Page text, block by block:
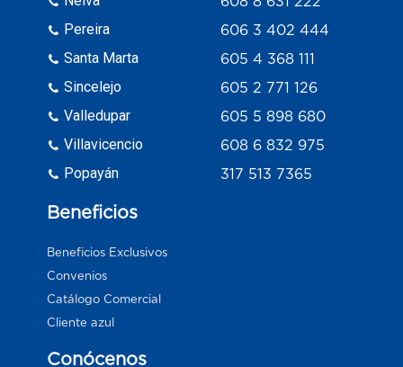
Pereira
Santa Marta
Sincelejo
Valledupar
Villavicencio
Popayán
606 3 402 444
605 4 368 111
605 2 771 126
605 5 898 680
608 6 832 975
317 513 7365
Beneficios
Beneficios Exclusivos
Convenios
Catálogo Comercial
Cliente azul
Conócenos